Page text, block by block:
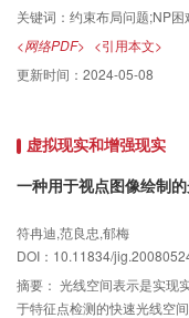
得到问题的近似解。在局部
关键词： 约束布局问题;NP
<网络PDF> <引用本文>
更新时间： 2024-05-08
虚拟现实和增强现实
一种用于视点图像绘制
符冉迪,范良忠,郁梅
DOI：10.11834/
摘要： 光线空间表示是实现
于特征点检测的快速光线空